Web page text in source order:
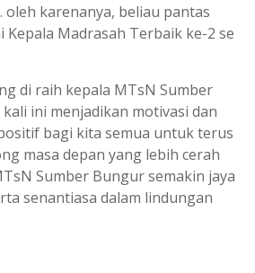
oleh karenanya, beliau pantas
Kepala Madrasah Terbaik ke-2 se
di raih kepala MTsN Sumber
ini menjadikan motivasi dan
bagi kita semua untuk terus
masa depan yang lebih cerah
Sumber Bungur semakin jaya
senantiasa dalam lindungan